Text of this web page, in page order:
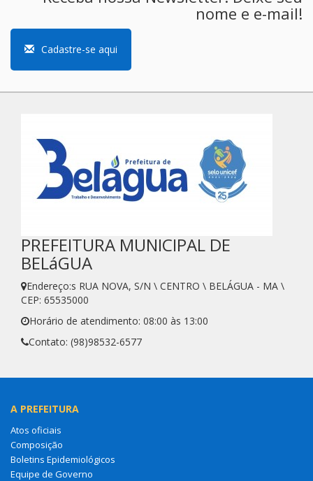
nome e e-mail!
Cadastre-se aqui
PREFEITURA MUNICIPAL DE
BELáGUA
Endereço:s RUA NOVA, S/N \ CENTRO \ BELÁGUA - MA \
CEP: 65535000
Horário de atendimento: 08:00 às 13:00
Contato: (98)98532-6577
A PREFEITURA
Atos oficiais
Composição
Boletins Epidemiológicos
Equipe de Governo